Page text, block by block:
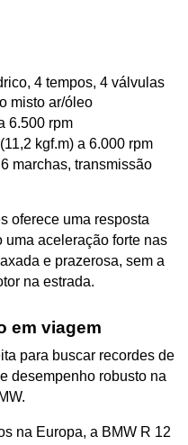
4 tempos, 4 válvulas
misto ar/óleo
6.500 rpm
kgf.m) a 6.000 rpm
marchas, transmissão
oferece uma resposta
uma aceleração forte nas
e prazerosa, sem a
na estrada.
em viagem
para buscar recordes de
desempenho robusto na
na Europa, a BMW R 12